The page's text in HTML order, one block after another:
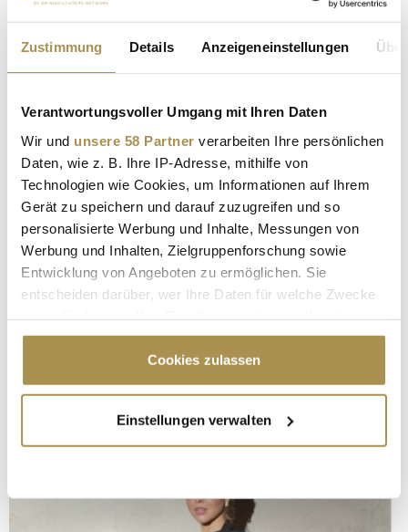
Zustimmung Details Anzeigeneinstellungen
Verantwortungsvoller Umgang mit Ihren Daten
Wir und unsere 58 Partner verarbeiten Ihre persönlichen
Daten, wie z. B. Ihre IP-Adresse, mithilfe von
Technologien wie Cookies, um Informationen auf Ihrem
Gerät zu speichern und darauf zuzugreifen und so
personalisierte Werbung und Inhalte, Messungen von
Werbung und Inhalten, Zielgruppenforschung sowie
Entwicklung von Angeboten zu ermöglichen. Sie
entscheiden darüber, wer Ihre Daten für welche Zwecke
Cookie-Erklärung oder durch Klicken auf das Privacy
Trigger Symbol ändern oder widerrufen
Informationen über Ihre geografische Lage
erfassen, welche bis auf einige Meter genau sein
bestimmten Merkmalen (Fingerprinting) identifizieren
Cookies zulassen
Einstellungen verwalten